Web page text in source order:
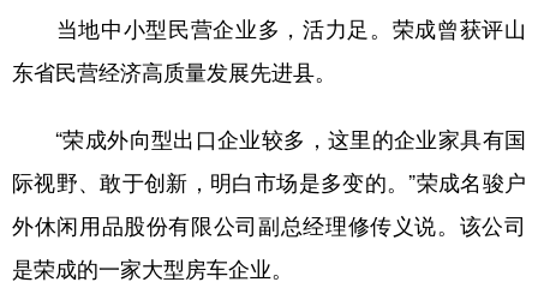
当地中小型民营企业多，活力足。荣成曾获评山
东省民营经济高质量发展先进县。
“荣成外向型出口企业较多，这里的企业家具有国
际视野、敢于创新，明白市场是多变的。”荣成名骏户
外休闲用品股份有限公司副总经理修传义说。该公司
是荣成的一家大型房车企业。